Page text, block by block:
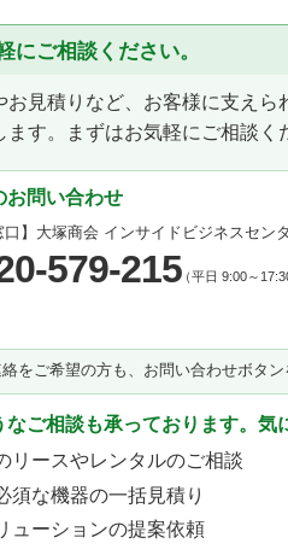
にご相談ください。
お見積りなど、お客様に支えら
ます。まずはお気軽にご相談く
お問い合わせ
】 大塚商会 インサイドビジネスセン
579-215（平日 9:00～
をご希望の方も、お問い合わせボタン
なご相談も承っております。気
リースやレンタルのご相談
須な機器の一括見積り
ューションの提案依頼